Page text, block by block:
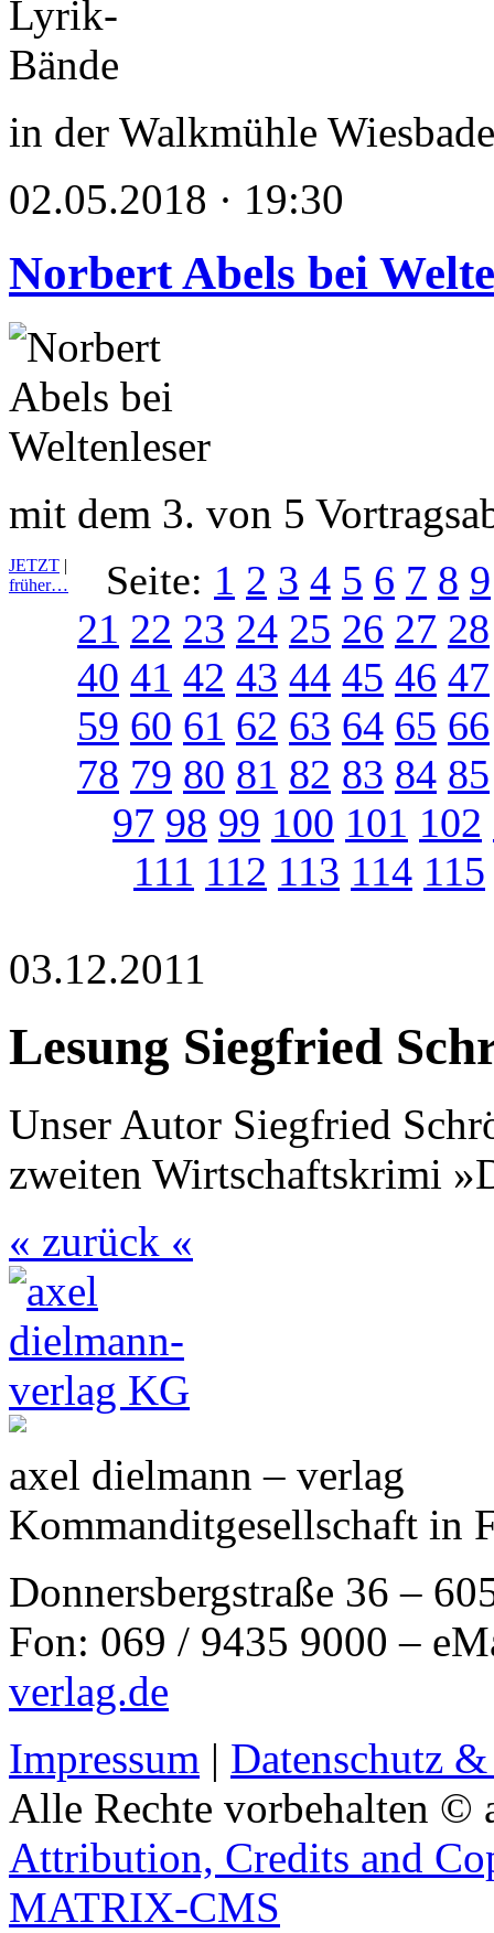
in der Walkmühle
02.05.2018 · 19:30
Norbert Abels bei
mit dem 3. von 5
JETZT |
früher…
Seite: 1 2 3 4 5 6 7 8 9
21 22 23 24 25 26 27 28
40 41 42 43 44 45 46 47
59 60 61 62 63 64 65 66
78 79 80 81 82 83 84 85
97 98 99 100 101 102
111 112 113 114 115
03.12.2011
Lesung Siegfried
Unser Autor Siegfried
zweiten Wirtschaftskrimi
« zurück «
axel dielmann – verlag
Kommanditgesellschaft in
Donnersbergstraße 36 –
Fon: 069 / 9435 9000 –
verlag.de
Impressum | Datenschutz
Alle Rechte vorbehalten ©
Attribution, Credits and
MATRIX-CMS